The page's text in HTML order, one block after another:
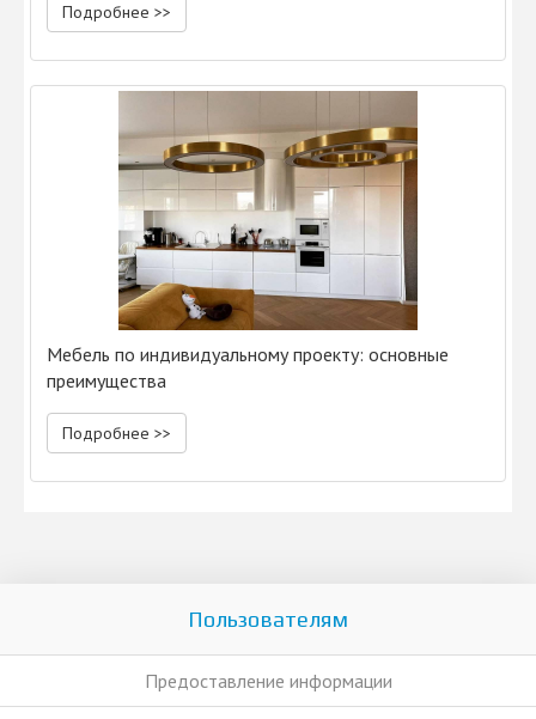
Подробнее >>
Мебель по индивидуальному проекту: основные
преимущества
Подробнее >>
Пользователям
Предоставление информации